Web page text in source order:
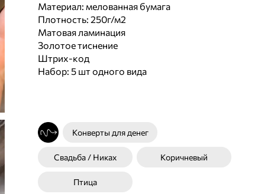
Материал: мелованная бумага
Плотность: 250г/м2
Матовая ламинация
Золотое тиснение
Штрих-код
Набор: 5 шт одного вида
Конверты для денег
Свадьба / Никах Коричневый
Птица